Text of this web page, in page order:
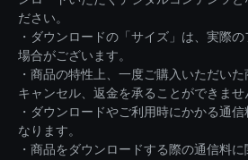
ださい。
・ダウンロードの「サイズ」は、実際
場合がございます。
・商品の特性上、一度ご購入いただい
キャンセル、返金を承ることができませ
・ダウンロードやご利用時にかかる通
なります。
・商品をダウンロードする際の通信料